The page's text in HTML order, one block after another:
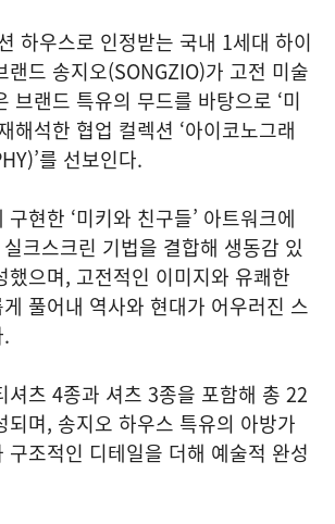
하우스로 인정받는 국내 1세대 하이
랜드 송지오(SONGZIO)가 고전 미술
브랜드 특유의 무드를 바탕으로 ‘미
해석한 협업 컬렉션 ‘아이코노그래
를 선보인다.
현한 ‘미키와 친구들’ 아트워크에
크스크린 기법을 결합해 생동감 있
했으며, 고전적인 이미지와 유쾌한
풀어내 역사와 현대가 어우러진 스
셔츠 4종과 셔츠 3종을 포함해 총 22
되며, 송지오 하우스 특유의 아방가
구조적인 디테일을 더해 예술적 완성